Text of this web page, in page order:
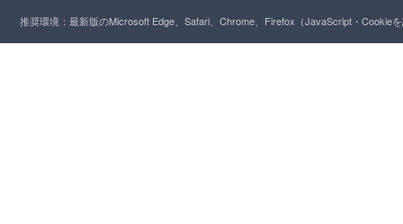
推奨環境：最新版のMicrosoft Edge、Safari、Chrome、Firefox（JavaScript・Cookie